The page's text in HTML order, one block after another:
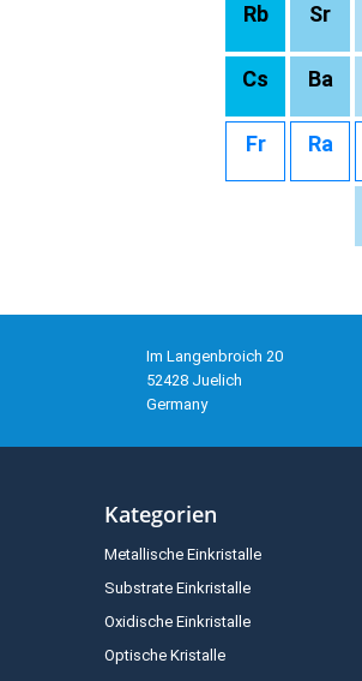
Rb Sr
Cs Ba
Fr Ra
Im Langenbroich 20
52428 Juelich
Germany
Kategorien
Metallische Einkristalle
Substrate Einkristalle
Oxidische Einkristalle
Optische Kristalle